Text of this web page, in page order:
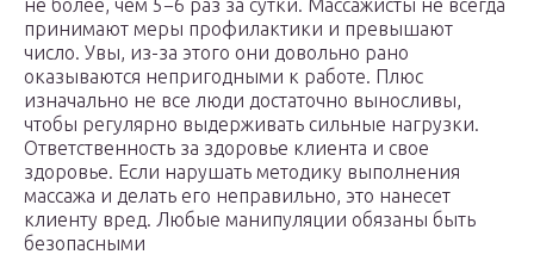
не более, чем 5−6 раз за сутки. Массажисты не всегда
принимают меры профилактики и превышают
число. Увы, из-за этого они довольно рано
оказываются непригодными к работе. Плюс
изначально не все люди достаточно выносливы,
чтобы регулярно выдерживать сильные нагрузки.
Ответственность за здоровье клиента и свое
здоровье. Если нарушать методику выполнения
массажа и делать его неправильно, это нанесет
клиенту вред. Любые манипуляции обязаны быть
безопасными